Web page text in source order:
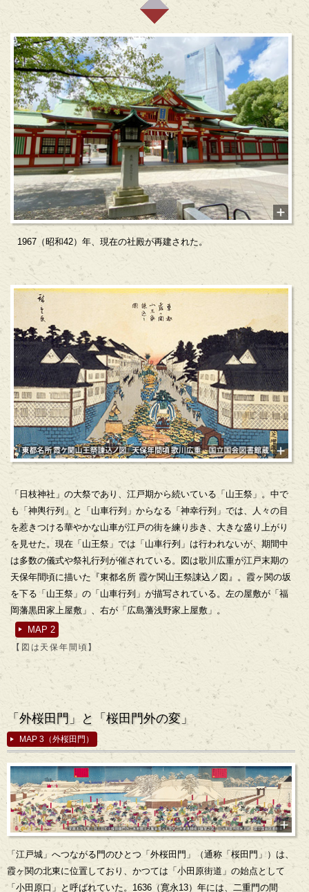
1967（昭和42）年、現在の社殿が再建された。
「日枝神社」の大祭であり、江戸期から続いている「山王祭」。中で
も「神輿行列」と「山車行列」からなる「神幸行列」では、人々の目
を惹きつける華やかな山車が江戸の街を練り歩き、大きな盛り上がり
を見せた。現在「山王祭」では「山車行列」は行われないが、期間中
は多数の儀式や祭礼行列が催されている。図は歌川広重が江戸末期の
天保年間頃に描いた『東都名所 霞ケ関山王祭諌込ノ図』。霞ヶ関の坂
を下る「山王祭」の「山車行列」が描写されている。左の屋敷が「福
岡藩黒田家上屋敷」、右が「広島藩浅野家上屋敷」。
MAP 2
【図は天保年間頃】
「外桜田門」と「桜田門外の変」
MAP 3（外桜田門）
「江戸城」へつながる門のひとつ「外桜田門」（通称「桜田門」）は、
霞ヶ関の北東に位置しており、かつては「小田原街道」の始点として
「小田原口」と呼ばれていた。1636（寛永13）年には、二重門の間